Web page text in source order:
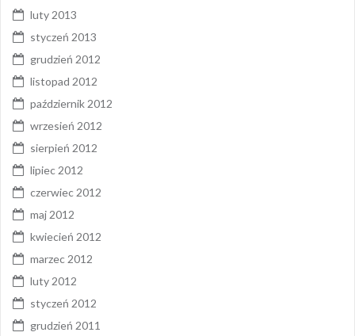
luty 2013
styczeń 2013
grudzień 2012
listopad 2012
październik 2012
wrzesień 2012
sierpień 2012
lipiec 2012
czerwiec 2012
maj 2012
kwiecień 2012
marzec 2012
luty 2012
styczeń 2012
grudzień 2011